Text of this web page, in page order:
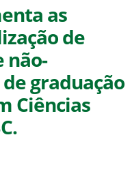
as
de
não-
graduação
Ciências